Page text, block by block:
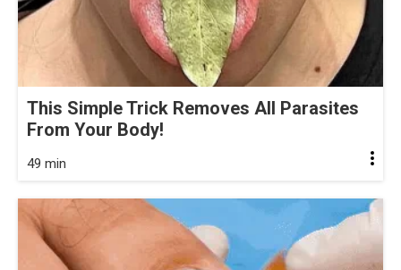
This Simple Trick Removes All Parasites
From Your Body!
49 min